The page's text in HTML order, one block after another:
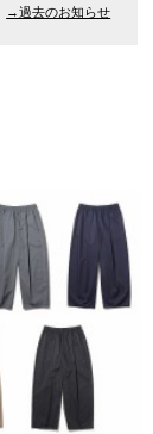
→過去のお知らせ